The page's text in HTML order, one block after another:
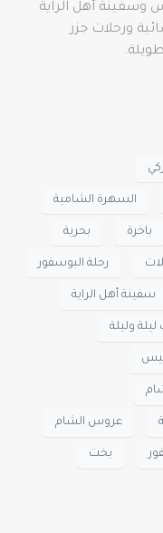
أهل الراية
ورحلات جزر
السهرة الشامية
باخرة بحرية
رحلة البوسفور
سفينة أهل الراية
وليلة
عروس الشام
يخت